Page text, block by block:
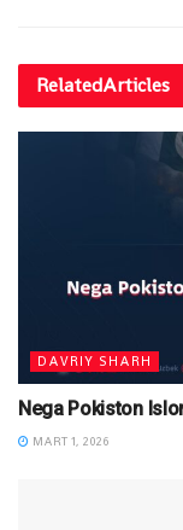
RelatedArticles
DAVRIY SHARH
Nega Pokiston
MART 1, 2026